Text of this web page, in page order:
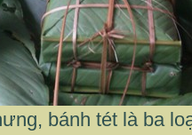
bánh tét là ba